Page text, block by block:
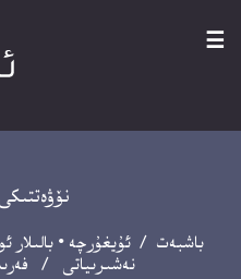
☰
باشبەت /ئۇيغۇرچە •
نەشىرىياتى /